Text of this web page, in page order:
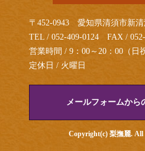
〒452-0943 愛知県清須市新清
TEL / 052-409-0124 FAX /
営業時間 / 9：00～20：00（日
定休日 / 火曜日
メールフォームから
Copyright(c) 梨撫麗. All